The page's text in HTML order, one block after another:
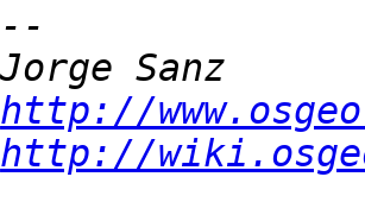
http://
http://